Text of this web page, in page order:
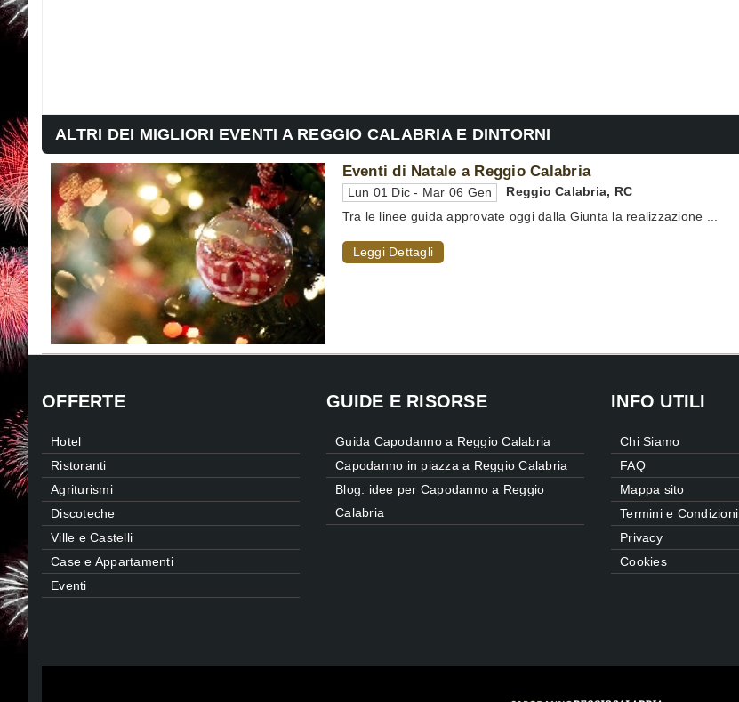
ALTRI DEI MIGLIORI EVENTI A REGGIO CALABRIA E DINTORNI
Eventi di Natale a Reggio Calabria
Lun 01 Dic - Mar 06 Gen Reggio Calabria, RC
Tra le linee guida approvate oggi dalla Giunta la realizzazione ...
Leggi Dettagli
OFFERTE
Hotel
Ristoranti
Agriturismi
Discoteche
Ville e Castelli
Case e Appartamenti
Eventi
GUIDE E RISORSE
Guida Capodanno a Reggio Calabria
Capodanno in piazza a Reggio Calabria
Blog: idee per Capodanno a Reggio
Calabria
INFO UTILI
Chi Siamo
FAQ
Mappa sito
Termini e Condizioni
Privacy
Cookies